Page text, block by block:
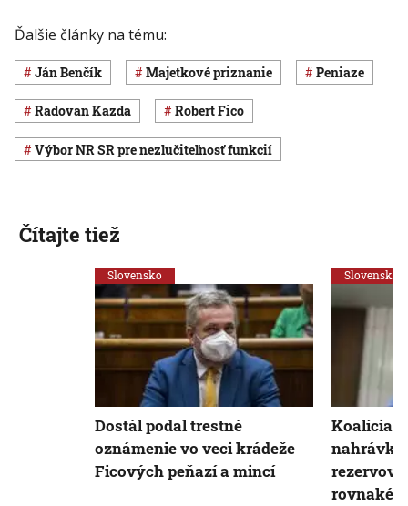
Ďalšie články na tému:
Ján Benčík majetkové priznanie peniaze
Radovan Kazda Robert Fico
Výbor NR SR pre nezlučiteľnosť funkcií
Čítajte tiež
Slovensko
Dostál podal trestné
oznámenie vo veci krádeže
Ficových peňazí a mincí
Slovensko
Koalícia
rovnaké